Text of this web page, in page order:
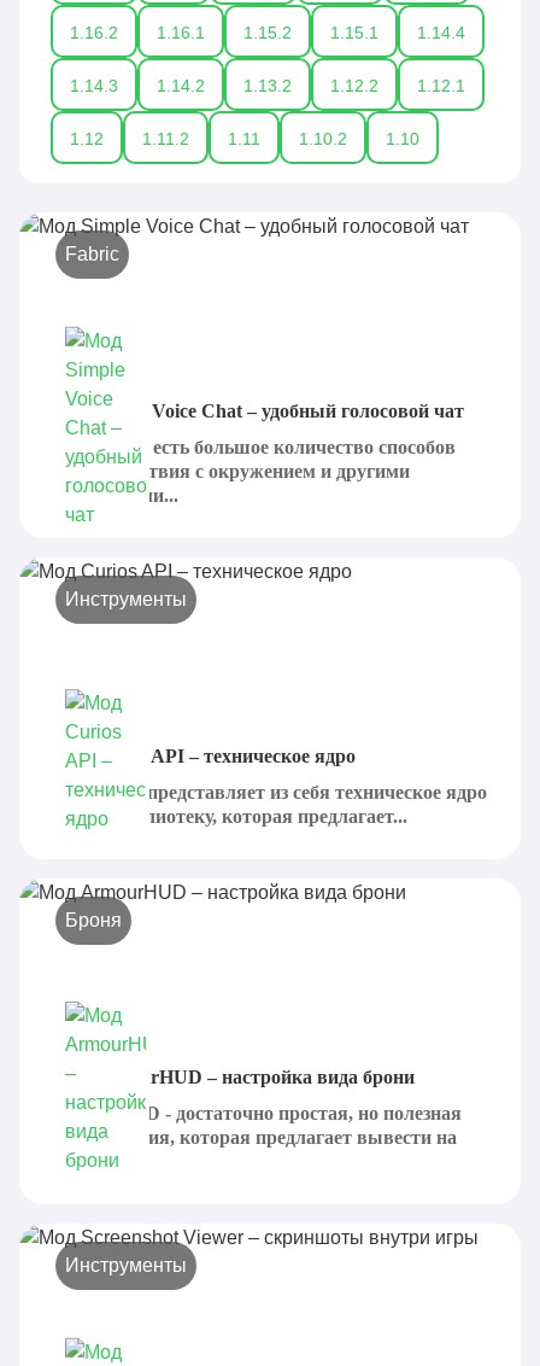
1.16.2 1.16.1 1.15.2 1.15.1 1.14.4
1.14.3 1.14.2 1.13.2 1.12.2 1.12.1
1.12 1.11.2 1.11 1.10.2 1.10
Fabric
Мод Simple Voice Chat – удобный голосовой чат
В Minecraft есть большое количество способов
взаимодействия с окружением и другими
участниками...
Инструменты
Мод Curios API – техническое ядро
Curios API представляет из себя техническое ядро
или же библиотеку, которая предлагает...
Броня
Мод ArmourHUD – настройка вида брони
ArmourHUD - достаточно простая, но полезная
модификация, которая предлагает вывести на
экран...
Инструменты